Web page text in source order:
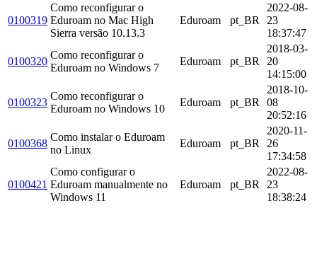
0100319
Como reconfigurar o
Eduroam no Mac High
Sierra versão 10.13.3
Eduroam pt_BR
2022-08-
23
18:37:47
0100320
Como reconfigurar o
Eduroam no Windows 7
Eduroam pt_BR
2018-03-
20
14:15:00
0100323
Como reconfigurar o
Eduroam no Windows 10
Eduroam pt_BR
2018-10-
08
20:52:16
0100368
Como instalar o Eduroam
no Linux
Eduroam pt_BR
2020-11-
26
17:34:58
0100421
Como configurar o
Eduroam manualmente no
Windows 11
Eduroam pt_BR
2022-08-
23
18:38:24